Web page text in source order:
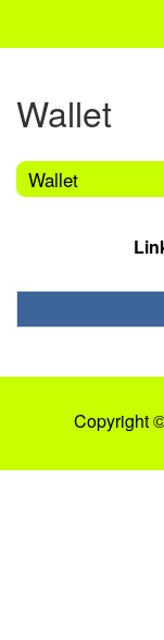
Wallet
Wallet
Copyright